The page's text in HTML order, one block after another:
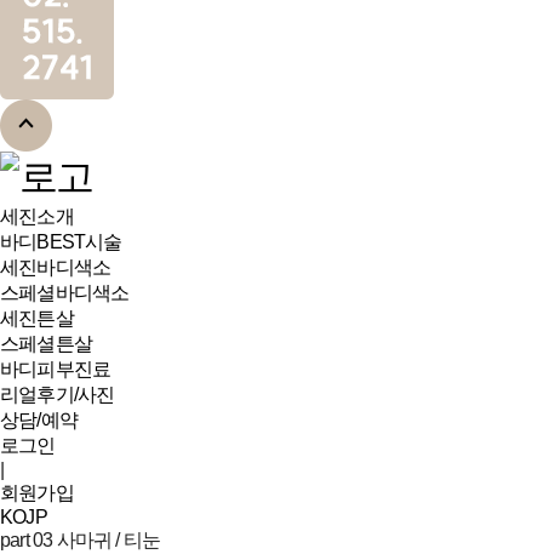
세진소개
바디BEST시술
세진바디색소
스페셜바디색소
세진튼살
스페셜튼살
바디피부진료
리얼후기/사진
상담/예약
로그인
회원가입
KOJP
part 03 사마귀 / 티눈